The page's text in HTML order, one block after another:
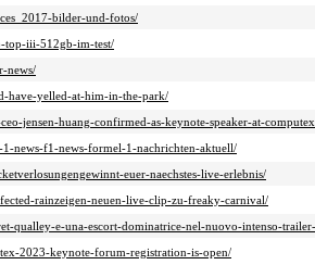
bilder-und-fotos/
top-iii-512gb-im-test/
news/
have-yelled-at-him-in-the-park/
jensen-huang-confirmed-as-keynote-speaker-at-
news-f1-news-formel-1-nachrichten-aktuell/
euer-naechstes-live-erlebnis/
rainzeigen-neuen-live-clip-zu-freaky-carnival/
qualley-e-una-escort-dominatrice-nel-nuovo-intenso-
2023-keynote-forum-registration-is-open/